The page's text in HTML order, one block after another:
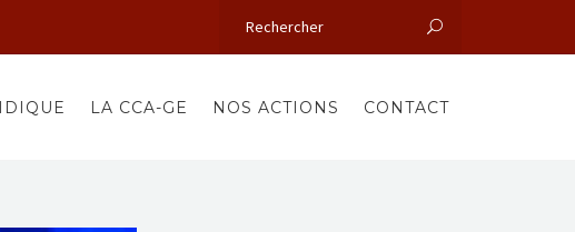
LA CCA-GE NOS ACTIONS CONTACT